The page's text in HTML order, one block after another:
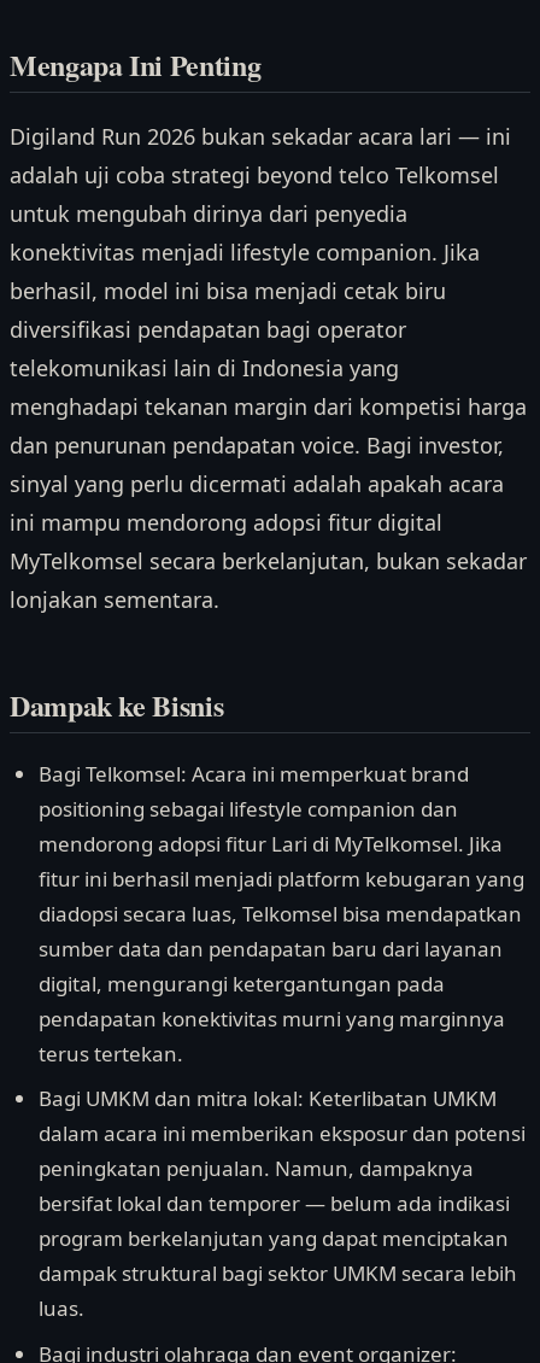
Mengapa Ini Penting
Digiland Run 2026 bukan sekadar acara lari — ini
adalah uji coba strategi beyond telco Telkomsel
untuk mengubah dirinya dari penyedia
konektivitas menjadi lifestyle companion. Jika
berhasil, model ini bisa menjadi cetak biru
diversifikasi pendapatan bagi operator
telekomunikasi lain di Indonesia yang
menghadapi tekanan margin dari kompetisi harga
dan penurunan pendapatan voice. Bagi investor,
sinyal yang perlu dicermati adalah apakah acara
ini mampu mendorong adopsi fitur digital
MyTelkomsel secara berkelanjutan, bukan sekadar
lonjakan sementara.
Dampak ke Bisnis
Bagi Telkomsel: Acara ini memperkuat brand
positioning sebagai lifestyle companion dan
mendorong adopsi fitur Lari di MyTelkomsel. Jika
fitur ini berhasil menjadi platform kebugaran yang
diadopsi secara luas, Telkomsel bisa mendapatkan
sumber data dan pendapatan baru dari layanan
digital, mengurangi ketergantungan pada
pendapatan konektivitas murni yang marginnya
terus tertekan.
Bagi UMKM dan mitra lokal: Keterlibatan UMKM
dalam acara ini memberikan eksposur dan potensi
peningkatan penjualan. Namun, dampaknya
bersifat lokal dan temporer — belum ada indikasi
program berkelanjutan yang dapat menciptakan
dampak struktural bagi sektor UMKM secara lebih
luas.
Bagi industri olahraga dan event organizer: